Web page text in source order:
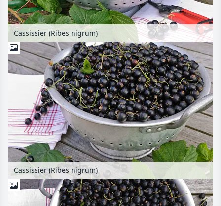
Cassissier (Ribes nigrum)
Cassissier (Ribes nigrum)